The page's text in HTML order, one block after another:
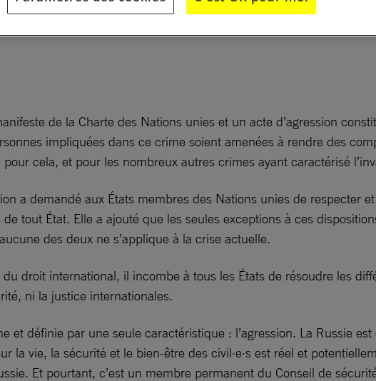
de la Charte des Nations unies et un acte d’agression
impliquées dans ce crime soient amenées à rendre des
cela, et pour les nombreux autres crimes ayant caractérisé
a demandé aux États membres des Nations unies de respecter
tout État. Elle a ajouté que les seules exceptions à ces
des deux ne s’applique à la crise actuelle.
droit international, il incombe à tous les États de résoudre les
ni la justice internationales.
et définie par une seule caractéristique : l’agression. La Russie
la vie, la sécurité et le bien-être des civil·e·s est réel et
Et pourtant, c’est un membre permanent du Conseil de